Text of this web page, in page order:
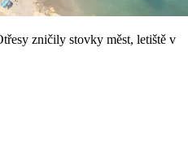
zničily stovky měst, letiště v